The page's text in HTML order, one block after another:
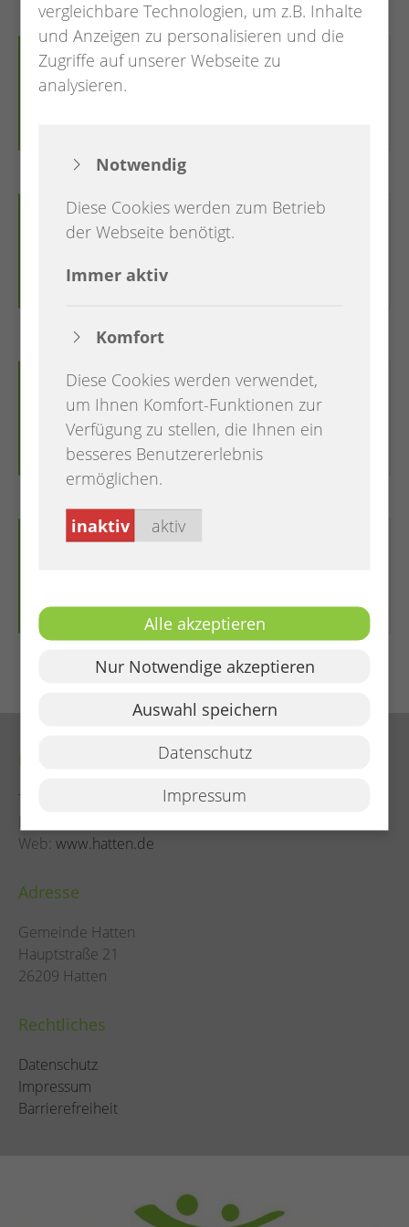
Unterkünfte
Essen + Trinken
Zur Detailansicht
Kunst + Ausstellungen
Zur Detailansicht
Zur Detailansicht
Tel. (04482) 922 - 0
Web: www.hatten.de
Adresse
Gemeinde Hatten
Hauptstraße 21
26209 Hatten
Rechtliches
Datenschutz
Impressum
Barrierefreiheit
vergleichbare Technologien, um z.B. Inhalte
und Anzeigen zu personalisieren und die
Zugriffe auf unserer Webseite zu
analysieren.
Notwendig
Diese Cookies werden zum Betrieb
der Webseite benötigt.
Immer aktiv
Komfort
Diese Cookies werden verwendet,
um Ihnen Komfort-Funktionen zur
Verfügung zu stellen, die Ihnen ein
besseres Benutzererlebnis
ermöglichen.
inaktiv aktiv
Alle akzeptieren
Nur Notwendige akzeptieren
Auswahl speichern
Datenschutz
Impressum